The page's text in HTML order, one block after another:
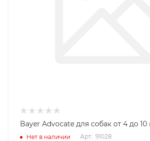
Bayer Advocate для собак от 4 до 10
Нет в наличии Арт.: 91028